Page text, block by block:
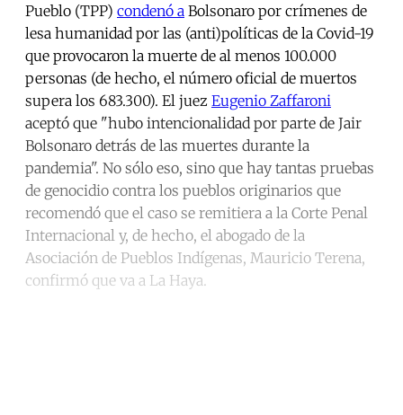
Pueblo (TPP) condenó a Bolsonaro por crímenes de
lesa humanidad por las (anti)políticas de la Covid-19
que provocaron la muerte de al menos 100.000
personas (de hecho, el número oficial de muertos
supera los 683.300). El juez Eugenio Zaffaroni
aceptó que "hubo intencionalidad por parte de Jair
Bolsonaro detrás de las muertes durante la
pandemia". No sólo eso, sino que hay tantas pruebas
de genocidio contra los pueblos originarios que
recomendó que el caso se remitiera a la Corte Penal
Internacional y, de hecho, el abogado de la
Asociación de Pueblos Indígenas, Mauricio Terena,
confirmó que va a La Haya.